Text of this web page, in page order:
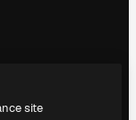
site